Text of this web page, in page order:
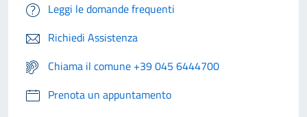
Leggi le domande frequenti
Richiedi Assistenza
Chiama il comune +39 045 6444700
Prenota un appuntamento